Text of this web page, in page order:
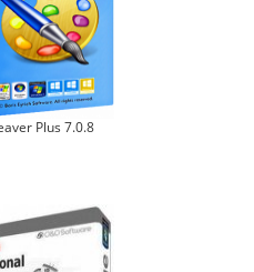
Plus 7.0.8